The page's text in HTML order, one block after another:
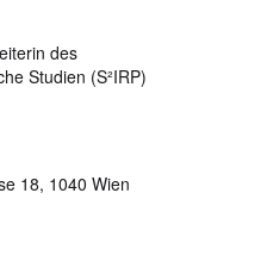
des
Studien (S²IRP)
18, 1040 Wien